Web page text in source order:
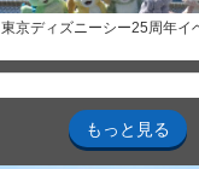
東京ディズニーシー25周年イ
もっと見る